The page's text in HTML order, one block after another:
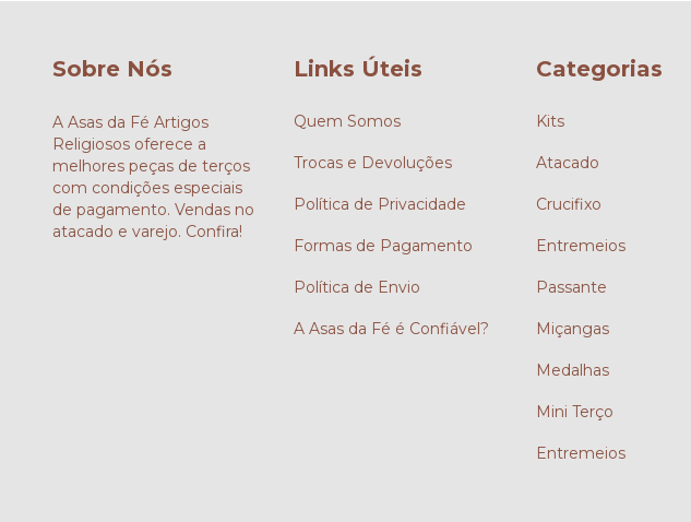
Sobre Nós
A Asas da Fé Artigos
Religiosos oferece a
melhores peças de terços
com condições especiais
de pagamento. Vendas no
atacado e varejo. Confira!
Links Úteis
Quem Somos
Trocas e Devoluções
Política de Privacidade
Formas de Pagamento
Política de Envio
A Asas da Fé é Confiável?
Categorias
Kits
Atacado
Crucifixo
Entremeios
Passante
Miçangas
Medalhas
Mini Terço
Entremeios